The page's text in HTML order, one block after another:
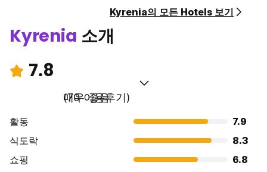
original language)
Kyrenia의 모든 Hotels 보기
Kyrenia 소개
7.8
매우 좋음
(70 이용후기)
활동
7.9
식도락
8.3
쇼핑
6.8